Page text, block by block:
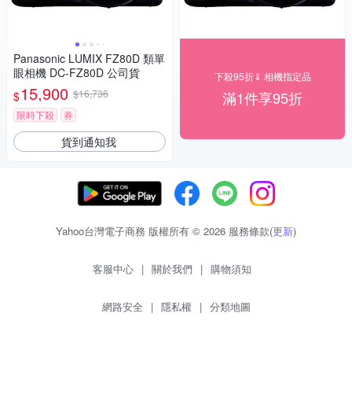
Panasonic LUMIX FZ80D 類單
眼相機 DC-FZ80D 公司貨
$15,900 $16,736
限時下殺
券
貨到通知我
下殺95折⇓ 相機指定品
滿1件享95折
Yahoo台灣電子商務 版權所有 © 2026 服務條款(更新)
客服中心 | 關於我們 | 購物須知
網路安全 | 隱私權 | 分類地圖